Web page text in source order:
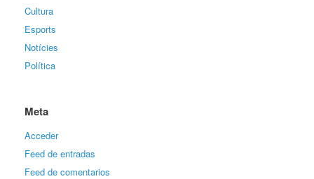
Cultura
Esports
Notícies
Política
Meta
Acceder
Feed de entradas
Feed de comentarios